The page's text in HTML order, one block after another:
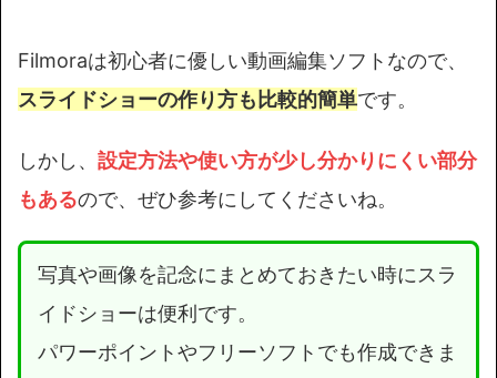
Filmoraは初心者に優しい動画編集ソフトなので、
スライドショーの作り方も比較的簡単です。
しかし、 設定方法や使い方が少し分かりにくい部分
もあるので、ぜひ参考にしてくださいね。
写真や画像を記念にまとめておきたい時にスラ
イドショーは便利です。
パワーポイントやフリーソフトでも作成できま